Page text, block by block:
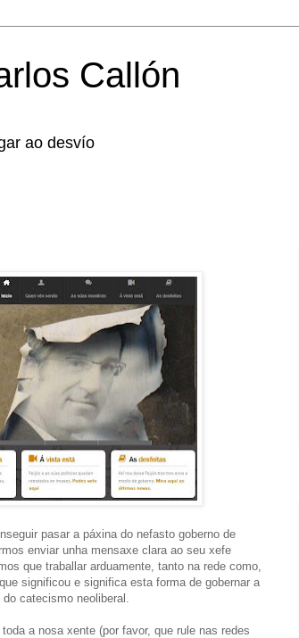
Callón
ao desvío
pasar a páxina do nefasto goberno de
enviar unha mensaxe clara ao seu xefe
que traballar arduamente, tanto na rede como,
significou e significa esta forma de gobernar a
catecismo neoliberal.
a nosa xente (por favor, que rule nas redes